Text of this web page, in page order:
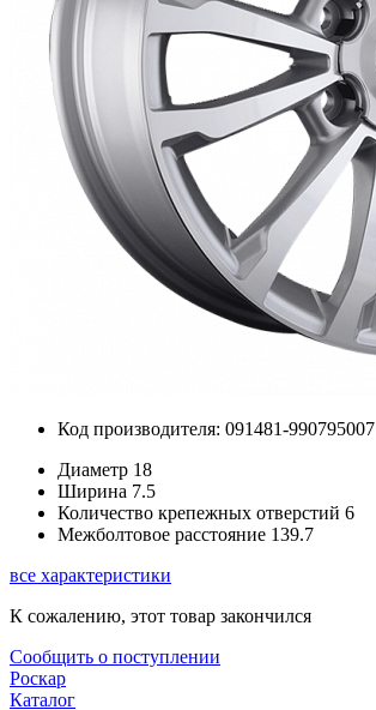
Код производителя: 091481-990795007
Диаметр 18
Ширина 7.5
Количество крепежных отверстий 6
Межболтовое расстояние 139.7
все характеристики
К сожалению, этот товар закончился
Сообщить о поступлении
Роскар
Каталог